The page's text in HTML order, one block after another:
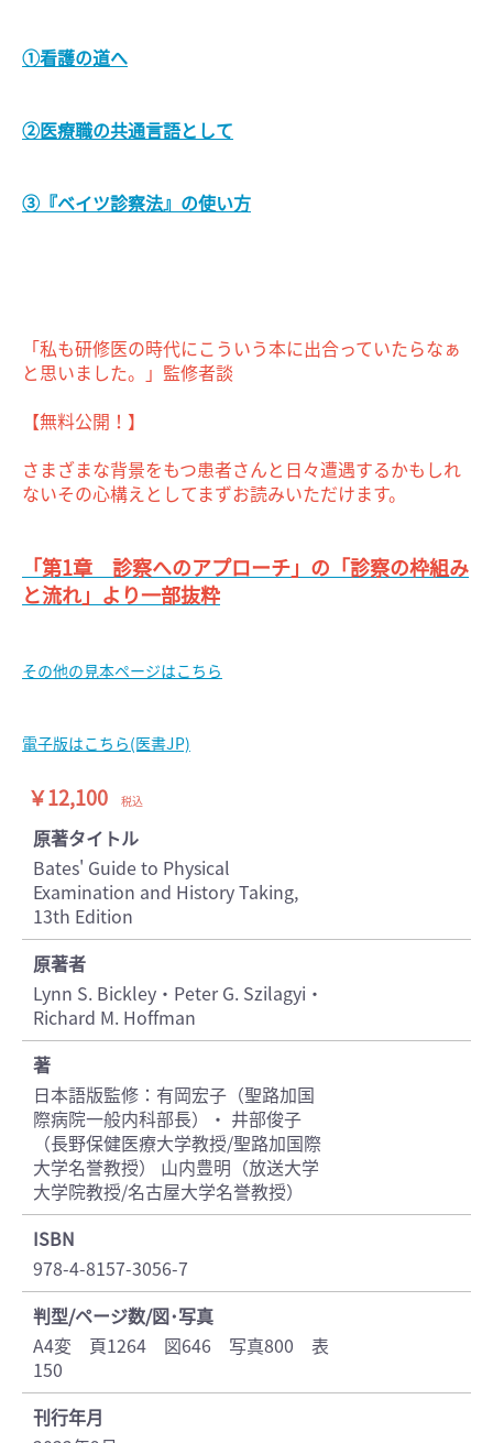
①看護の道へ
②医療職の共通言語として
③『ベイツ診察法』の使い方
「私も研修医の時代にこういう本に出合っていたらなぁ
と思いました。」監修者談
【無料公開！】
さまざまな背景をもつ患者さんと日々遭遇するかもしれ
ないその心構えとしてまずお読みいただけます。
「第1章 診察へのアプローチ」の「診察の枠組み
と流れ」より一部抜粋
その他の見本ページはこちら
電子版はこちら(医書JP)
￥12,100 税込
原著タイトル
Bates' Guide to Physical
Examination and History Taking,
13th Edition
原著者
Lynn S. Bickley・Peter G. Szilagyi・
Richard M. Hoffman
著
日本語版監修：有岡宏子（聖路加国
際病院一般内科部長）・ 井部俊子
（長野保健医療大学教授/聖路加国際
大学名誉教授） 山内豊明（放送大学
大学院教授/名古屋大学名誉教授）
ISBN
978-4-8157-3056-7
判型/ページ数/図･写真
A4変 頁1264 図646 写真800 表
150
刊行年月